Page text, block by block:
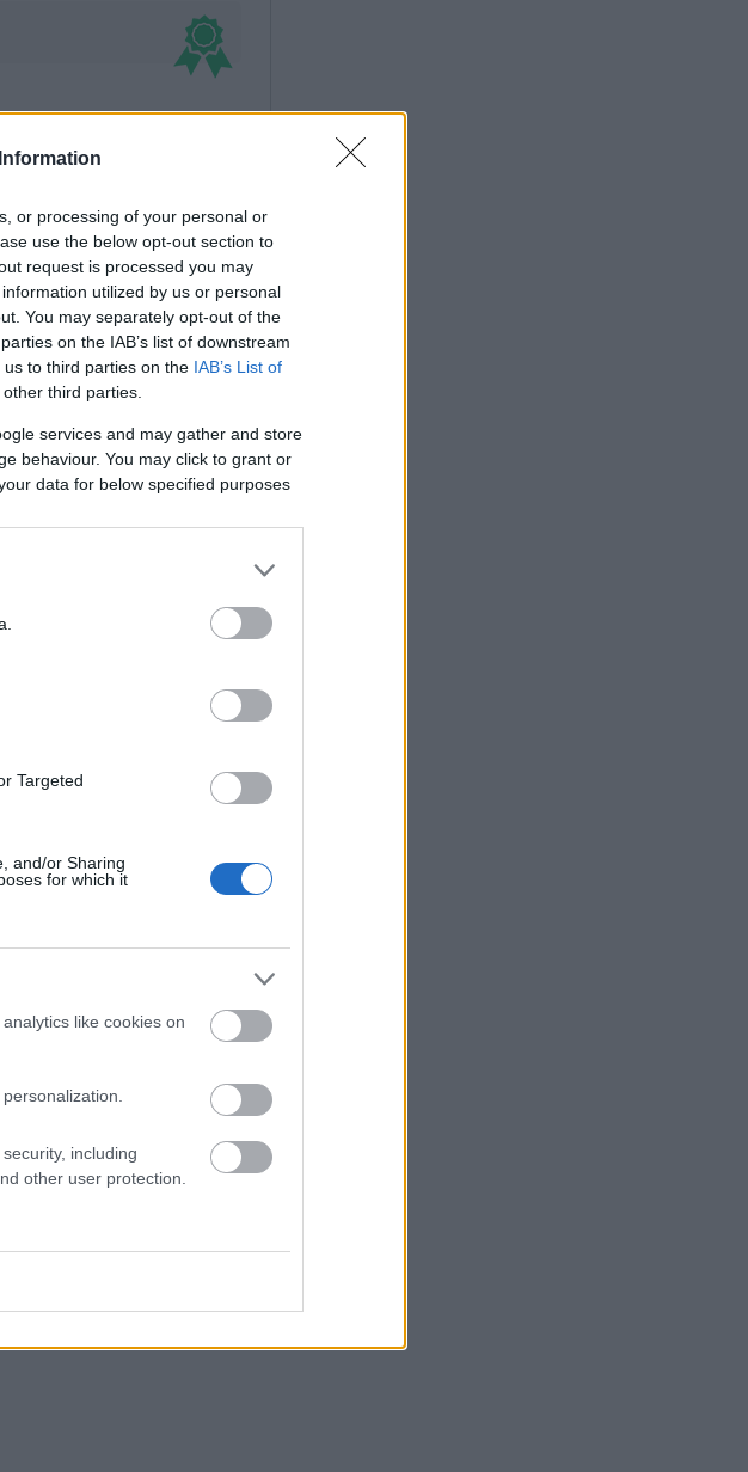
or processing of your personal or
use the below opt-out section to
request is processed you may
utilized by us or personal
You may separately opt-out of the
on the IAB’s list of downstream
to third parties on the IAB’s List of
third parties.
services and may gather and store
behaviour. You may click to grant or
data for below specified purposes
Targeted
and/or Sharing
for which it
like cookies on
including
other user protection.
Bartołty Wielkie